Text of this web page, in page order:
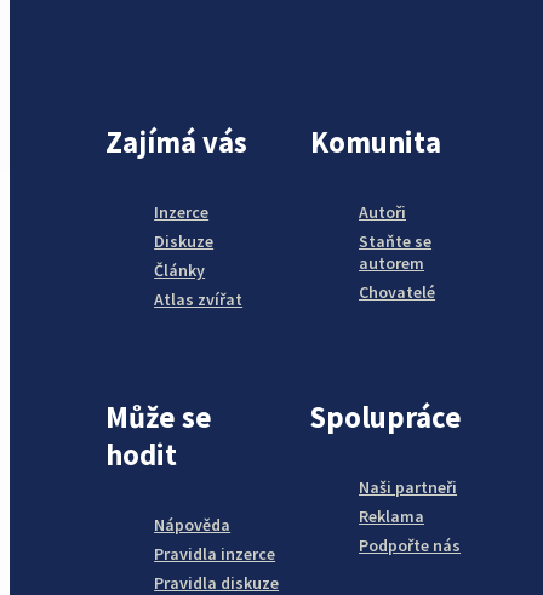
Zajímá vás
Inzerce
Diskuze
Články
Atlas zvířat
Komunita
Autoři
Staňte se
autorem
Chovatelé
Může se
hodit
Nápověda
Pravidla inzerce
Pravidla diskuze
Spolupráce
Naši partneři
Reklama
Podpořte nás